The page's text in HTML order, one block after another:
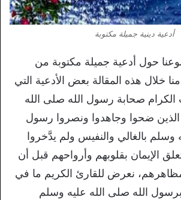
أدعية دينية جميلة مكتوبة
حول أدعية جميلة مكتوبة من
خلال هذه المقالة بعض الأدعية التي
صحابة رسول الله صلى الله
الذين ضحوا وجاهدوا ونصروا رسول
وسلم بالغالي والنفيس ولم يدَّخروا
الإيمان بقلوبهم وأرواحهم قبل أن
نعرض للقارئ الكريم ما في
برسول الله صلى الله عليه وسلم